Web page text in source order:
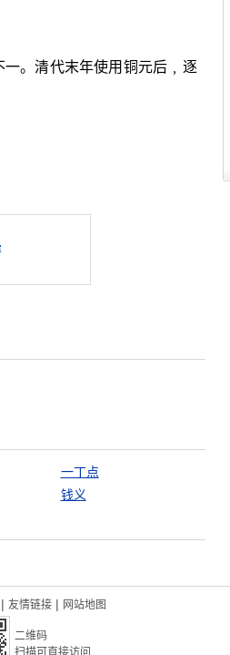
。清代末年使用铜元后﹐逐
一丁点
钱义
| 友情链接 | 网站地图
二维码
扫描可直接访问